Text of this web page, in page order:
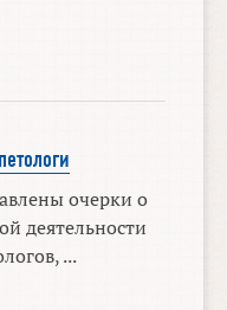
очерки о
деятельности
...